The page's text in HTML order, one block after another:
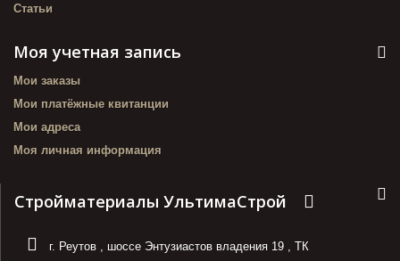
Статьи
Моя учетная запись
Мои заказы
Мои платёжные квитанции
Мои адреса
Моя личная информация
Стройматериалы УльтимаСтрой
г. Реутов шоссе Энтузиастов владения 19 ТК